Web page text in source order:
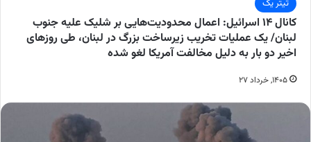
تیتر یک
کانال ۱۴ اسرائیل: اعمال محدودیت‌هایی بر شلیک علیه جنوب
لبنان/ یک عملیات تخریب زیرساخت بزرگ در لبنان، طی روز‌های
اخیر دو بار به دلیل مخالفت آمریکا لغو شده
۱۴۰۵, خرداد ۲۷